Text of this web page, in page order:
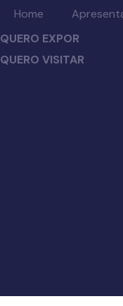
Home
QUERO EXPOR
QUERO VISITAR